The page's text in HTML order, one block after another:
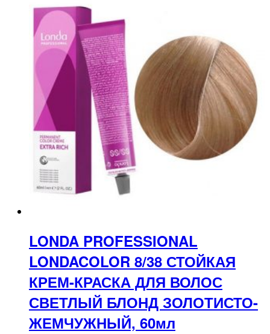
LONDA PROFESSIONAL
LONDACOLOR 8/38 СТОЙКАЯ
КРЕМ-КРАСКА ДЛЯ ВОЛОС
СВЕТЛЫЙ БЛОНД ЗОЛОТИСТО-
ЖЕМЧУЖНЫЙ, 60мл